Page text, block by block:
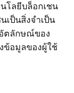
โลยีบล็อกเชน
เป็นสิ่งจำเป็น
ตลักษณ์ของ
ข้อมูลของผู้ใช้